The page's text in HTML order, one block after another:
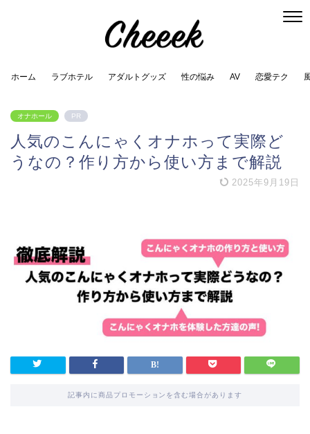
ホーム ラブホテル アダルトグッズ 性の悩み AV 恋愛テク
オナホール PR
人気のこんにゃくオナホって実際ど
うなの？作り方から使い方まで解説
2025年9月19日
記事内に商品プロモーションを含む場合があります